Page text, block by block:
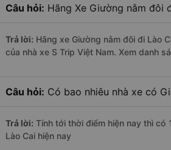
Câu hỏi: Hãng Xe Giường nằm đôi
Trả lời: Hãng xe Giường nằm đôi đi Lào
của nhà xe S Trip Việt Nam. Xem danh
Câu hỏi: Có bao nhiêu nhà xe có
Trả lời: Tính tới thời điểm hiện nay thì có
Lào Cai hiện nay